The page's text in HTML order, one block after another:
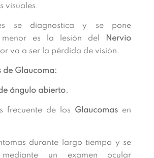
visuales.
se diagnostica y se pone
menor es la lesión del
Nervio
va a ser la pérdida de visión.
de Glaucoma:
ángulo abierto.
frecuente de los Glaucomas en
durante largo tiempo y se
mediante un examen ocular